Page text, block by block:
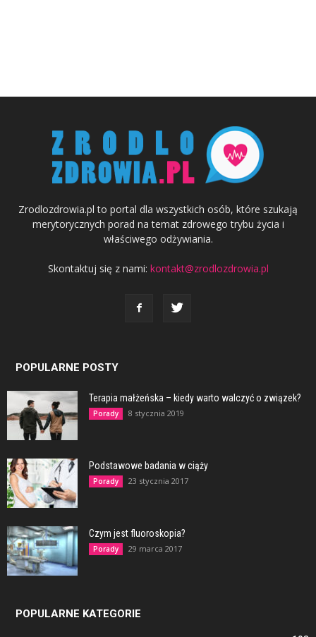
Zrodlozdrowia.pl to portal dla wszystkich osób, które szukają
merytorycznych porad na temat zdrowego trybu życia i
właściwego odżywiania.
Skontaktuj się z nami: kontakt@zrodlozdrowia.pl
POPULARNE POSTY
Terapia małżeńska – kiedy warto walczyć o związek?
Porady 8 stycznia 2019
Podstawowe badania w ciąży
Porady 23 stycznia 2017
Czym jest fluoroskopia?
Porady 29 marca 2017
POPULARNE KATEGORIE